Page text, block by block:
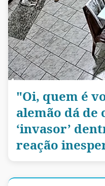
"Oi, quem é
alemão dá de
‘invasor’
reação